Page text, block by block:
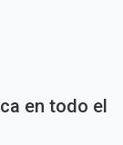
en todo el